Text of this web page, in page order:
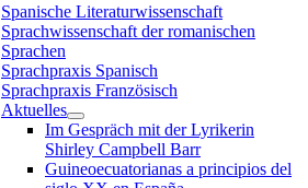
Spanische Literaturwissenschaft
Sprachwissenschaft der romanischen
Sprachen
Sprachpraxis Spanisch
Sprachpraxis Französisch
Aktuelles
Im Gespräch mit der Lyrikerin
Shirley Campbell Barr
Guineoecuatorianas a principios del